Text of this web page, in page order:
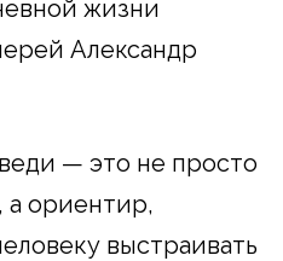
жизни
Александр
— это не просто
а ориентир,
выстраивать